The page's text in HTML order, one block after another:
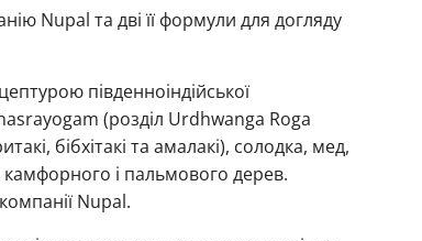
Nupal та дві її формули для догляду
південноіндійської
(розділ Urdhwanga Roga
бібхітакі та амалакі), солодка, мед,
камфорного і пальмового дерев.
Nupal.